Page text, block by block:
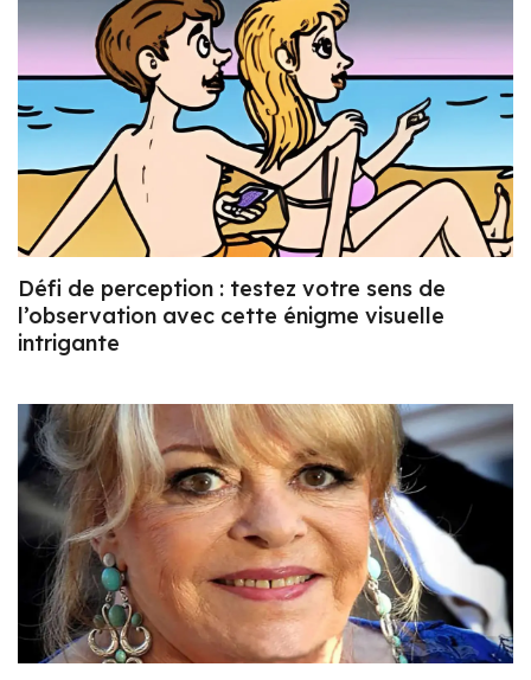
Défi de perception : testez votre sens de
l’observation avec cette énigme visuelle
intrigante